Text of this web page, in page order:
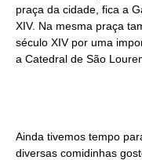
praça da cidade, fica a
XIV. Na mesma praça
século XIV por uma
a Catedral de São
Ainda tivemos tempo
diversas comidinhas